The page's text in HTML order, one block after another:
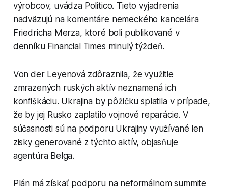
výrobcov, uvádza Politico. Tieto vyjadrenia
nadväzujú na komentáre nemeckého kancelára
Friedricha Merza, ktoré boli publikované v
denníku Financial Times minulý týždeň.
Von der Leyenová zdôraznila, že využitie
zmrazených ruských aktív neznamená ich
konfiškáciu. Ukrajina by pôžičku splatila v prípade,
že by jej Rusko zaplatilo vojnové reparácie. V
súčasnosti sú na podporu Ukrajiny využívané len
zisky generované z týchto aktív, objasňuje
agentúra Belga.
Plán má získať podporu na neformálnom summite